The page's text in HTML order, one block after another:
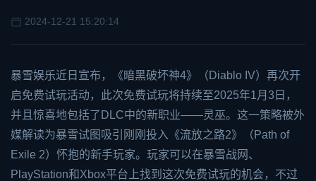
2024-12-21 15:20:14
暴雪娱乐近日宣布，《暗黑破坏神4》（Diablo IV）再次开
启免费试玩活动，此次免费试玩将持续至2025年1月3日，
并且惊喜地包括了DLC中的新职业——灵巫。这一策略被外
媒解读为暴雪试图吸引刚刚投入《流放之路2》（Path of
Exile 2）怀抱的新手玩家。玩家可以在暴雪战网、
PlayStation和Xbox平台上找到这次免费试玩的机会，不过